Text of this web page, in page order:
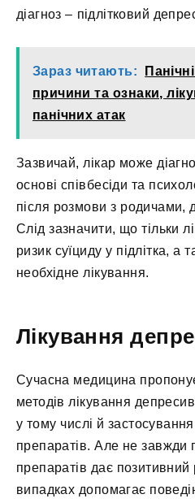
діагноз – підлітковий
Зараз читають:
причини та ознаки,
панічних атак
Зазвичай, лікар може
основі співбесіди та
після розмови з родичами,
Слід зазначити, що тільки
ризик суїциду у підлітка, а
необхідне лікування.
Лікування
Сучасна медицина
методів лікування
у тому числі й
препаратів. Але не завжди
препаратів дає позитивний
випадках допомагає